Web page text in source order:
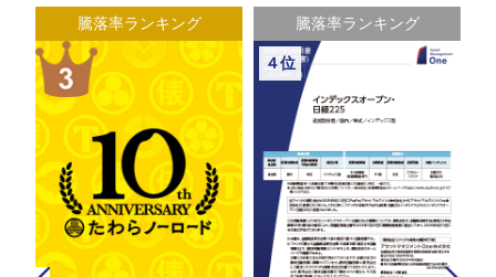
騰落率ランキング 騰落率ランキング
４位